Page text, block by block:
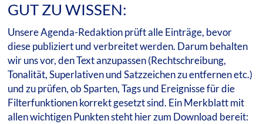
GUT ZU WISSEN:
Unsere Agenda-Redaktion prüft alle Einträge, bevor
diese publiziert und verbreitet werden. Darum behalten
wir uns vor, den Text anzupassen (Rechtschreibung,
Tonalität, Superlativen und Satzzeichen zu entfernen etc.)
und zu prüfen, ob Sparten, Tags und Ereignisse für die
Filterfunktionen korrekt gesetzt sind. Ein Merkblatt mit
allen wichtigen Punkten steht hier zum Download bereit: